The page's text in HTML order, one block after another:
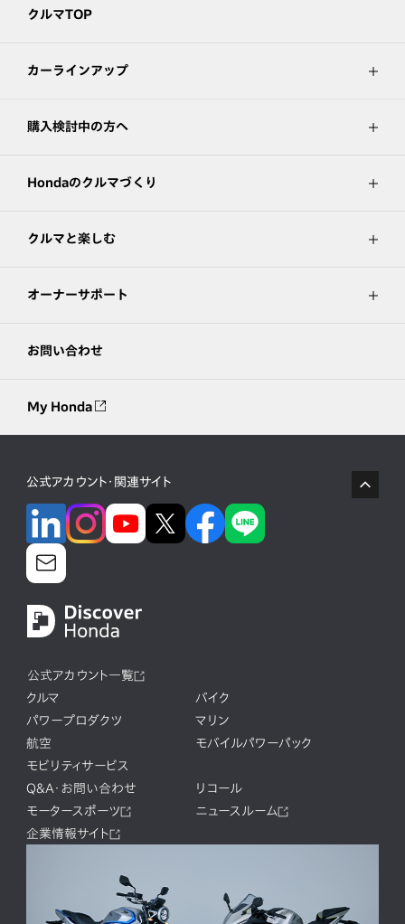
クルマTOP
カーラインアップ
購入検討中の方へ
Hondaのクルマづくり
クルマと楽しむ
オーナーサポート
お問い合わせ
My Honda
公式アカウント・関連サイト
公式アカウント一覧
クルマ
バイク
パワープロダクツ
マリン
航空
モバイルパワーパック
モビリティサービス
Q&A・お問い合わせ
リコール
モータースポーツ
ニュースルーム
企業情報サイト